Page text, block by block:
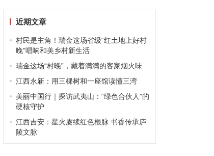
近期文章
村民是主角！瑞金这场省级“红土地上好村
晚”唱响和美乡村新生活
瑞金这场“村晚”，藏着满满的客家烟火味
江西永新：用三棵树和一座馆读懂三湾
美丽中国行｜探访武夷山：“绿色合伙人”的
硬核守护
江西吉安：星火赓续红色根脉 书香传承庐
陵文脉